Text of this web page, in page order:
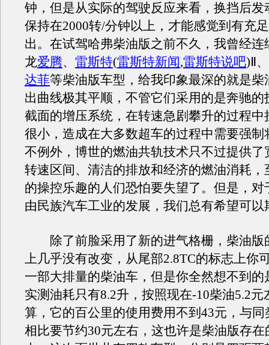
钟，但是从实际的驾驶反应来看，换挡后发
保持在2000转/分钟以上，才能感觉到有充
出。在试驾哈弗柴油版之前不久，我曾经连
龙爱腾、 雷斯特(雷斯特新闻,雷斯特说吧)Ⅱ、
达菲等柴油版车型，给我印象最深的就是柴
出曲线极其平顺，不管它们采用的是奔驰的
截面的增压系统，在转速急剧攀升的过程中
很小，造成在大多数超车的过程中需要强制
不例外，博世的燃油共轨技术只不过提供了
转速区间、清洁的排放和经济的燃油消耗，
的操控乐趣的人们恐怕要失望了。但是，对
由民族汽车工业的发展，我们总有希望可以
除了前脸采用了新的进气格栅，柴油版
上几乎没有改变，从尾部2.8TC的标志上你
一部大排量的柴油车，但是你全然想不到的
实测油耗只有8.2升，按照现在-10柴油5.2元
算，它的百公里的使用费用不到43元，与
相比要节约30元左右，这也许是柴油版存